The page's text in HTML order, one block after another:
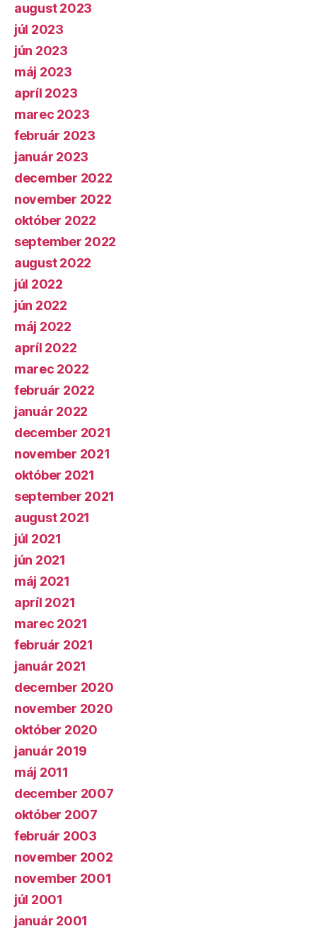
august 2023
júl 2023
jún 2023
máj 2023
apríl 2023
marec 2023
február 2023
január 2023
december 2022
november 2022
október 2022
september 2022
august 2022
júl 2022
jún 2022
máj 2022
apríl 2022
marec 2022
február 2022
január 2022
december 2021
november 2021
október 2021
september 2021
august 2021
júl 2021
jún 2021
máj 2021
apríl 2021
marec 2021
február 2021
január 2021
december 2020
november 2020
október 2020
január 2019
máj 2011
december 2007
október 2007
február 2003
november 2002
november 2001
júl 2001
január 2001